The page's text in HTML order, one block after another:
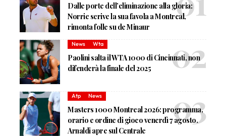
Dalle porte dell’eliminazione alla gloria:
Norrie scrive la sua favola a Montreal,
rimonta folle su de Minaur
News Wta
Paolini salta il WTA 1000 di Cincinnati, non
difenderà la finale del 2025
Atp News
Masters 1000 Montreal 2026: programma,
orario e ordine di gioco venerdì 7 agosto.
Arnaldi apre sul Centrale